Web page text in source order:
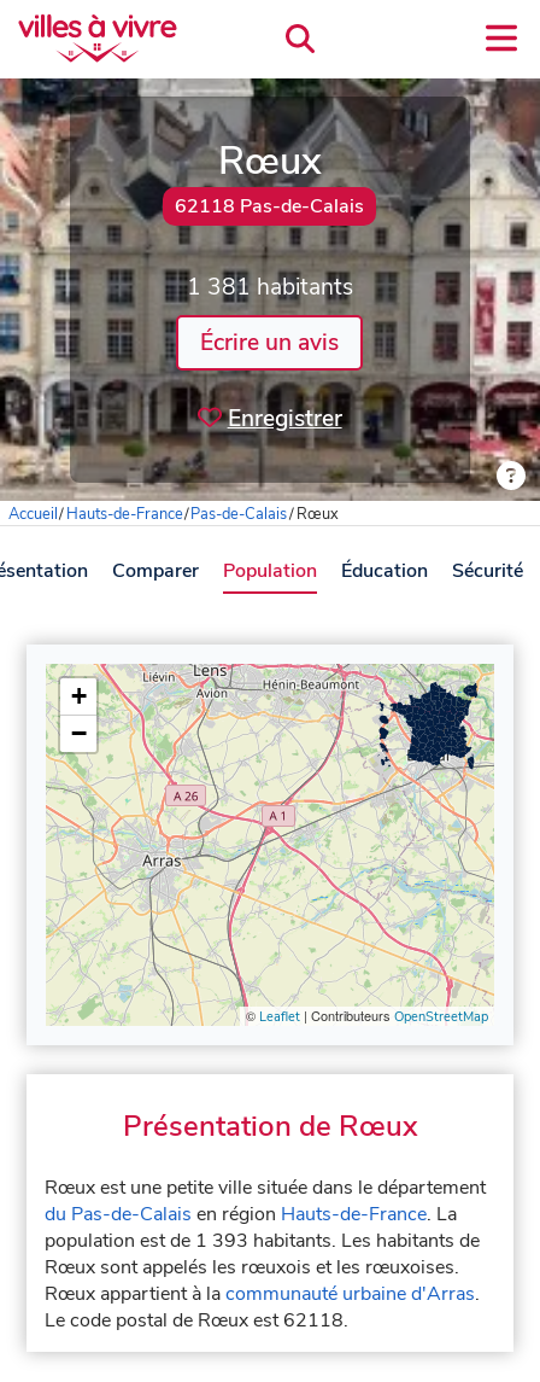
Rœux
62118 Pas-de-Calais
1 381 habitants
Écrire un avis
Enregistrer
Accueil/Hauts-de-France/Pas-de-Calais/Rœux
Comparer Population Éducation Sécurité
+
−
© Leaflet| Contributeurs OpenStreetMap
Présentation de Rœux
Rœux est une petite ville située dans le département
du Pas-de-Calais en région Hauts-de-France. La
population est de 1 393 habitants. Les habitants de
Rœux sont appelés les rœuxois et les rœuxoises.
Rœux appartient à lacommunauté urbaine d'Arras.
Le code postal de Rœux est 62118.